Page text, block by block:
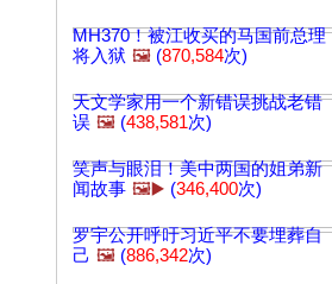
MH370！被江收买的马国前总理
将入狱 🖼️ (870,584次)
天文学家用一个新错误挑战老错
误 🖼️ (438,581次)
笑声与眼泪！美中两国的姐弟新
闻故事 🖼️▶️ (346,400次)
罗宇公开呼吁习近平不要埋葬自
己 🖼️ (886,342次)